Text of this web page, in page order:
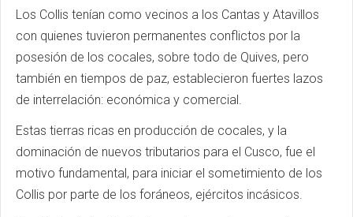
Los Collis tenían como vecinos a los Cantas y Atavillos
con quienes tuvieron permanentes conflictos por la
posesión de los cocales, sobre todo de Quives, pero
también en tiempos de paz, establecieron fuertes lazos
de interrelación: económica y comercial.
Estas tierras ricas en producción de cocales, y la
dominación de nuevos tributarios para el Cusco, fue el
motivo fundamental, para iniciar el sometimiento de los
Collis por parte de los foráneos, ejércitos incásicos.